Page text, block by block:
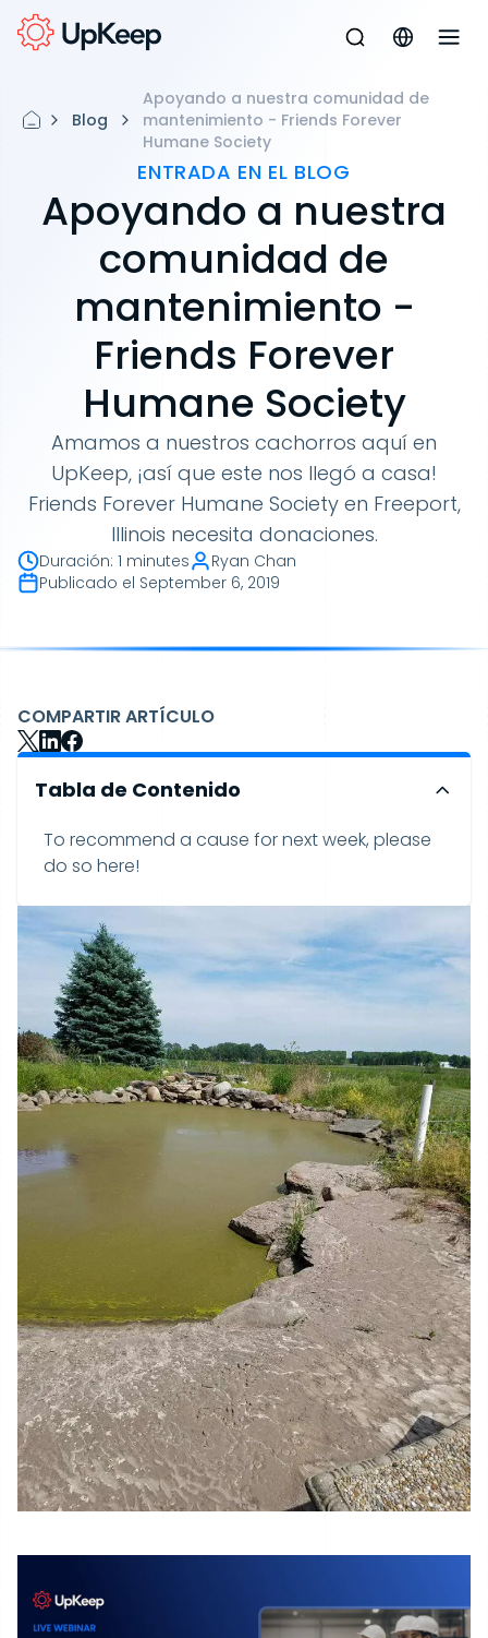
Blog
Apoyando a nuestra comunidad de
mantenimiento - Friends Forever
Humane Society
ENTRADA EN EL BLOG
Apoyando a nuestra
comunidad de
mantenimiento -
Friends Forever
Humane Society
Amamos a nuestros cachorros aquí en
UpKeep, ¡así que este nos llegó a casa!
Friends Forever Humane Society en Freeport,
Illinois necesita donaciones.
Duración: 1 minutes
Ryan Chan
Publicado el September 6, 2019
COMPARTIR ARTÍCULO
Tabla de Contenido
To recommend a cause for next week, please
do so here!